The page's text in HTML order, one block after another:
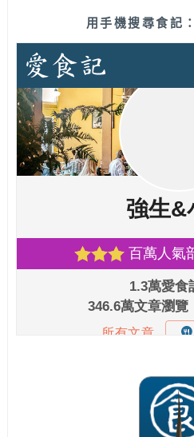
用手機搜尋食記